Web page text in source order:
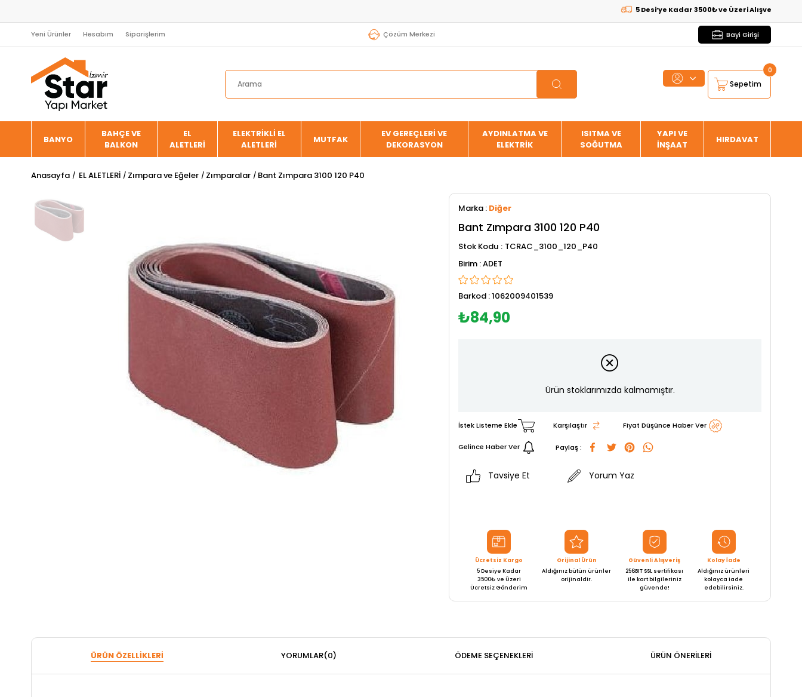
5 Desi’ye Kadar 3500₺ ve Üzeri Alışverişlerde
Yeni Ürünler Hesabım Siparişlerim Çözüm Merkezi Bayi Girişi
Sepetim
0
BANYO
BAHÇE VE
BALKON
EL
ALETLERİ
ELEKTRİKLİ EL
ALETLERİ
MUTFAK
EV GEREÇLERİ VE
DEKORASYON
AYDINLATMA VE
ELEKTRİK
ISITMA VE
SOĞUTMA
YAPI VE
İNŞAAT
HIRDAVAT
Anasayfa EL ALETLERİ Zımpara ve Eğeler Zımparalar Bant Zımpara 3100 120 P40
Marka : Diğer
Bant Zımpara 3100 120 P40
Stok Kodu
TCRAC_3100_120_P40
ADET
Barkod :1062009401539
₺84,90
Ürün stoklarımızda kalmamıştır.
İstek Listeme Ekle Karşılaştır Fiyat Düşünce Haber Ver
Gelince Haber Ver Paylaş :
Tavsiye Et Yorum Yaz
Ücretsiz Kargo
5 Desiye Kadar
3500₺ ve Üzeri
Ücretsiz Gönderim
Orijinal Ürün
Aldığınız bütün ürünler
orijinaldir.
Güvenli Alışveriş
256BIT SSL sertifikası
ile kart bilgileriniz
güvende!
Kolay İade
Aldığınız ürünleri
kolayca iade
edebilirsiniz.
ÜRÜN ÖZELLIKLERI YORUMLAR(0) ÖDEME SEÇENEKLERI ÜRÜN ÖNERILERI